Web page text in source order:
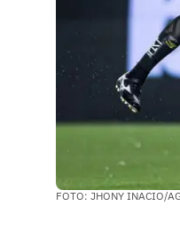
FOTO: JHONY INACIO/